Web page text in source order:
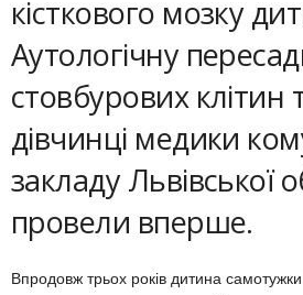
кісткового мозку
Аутологічну
стовбурових клітин
дівчинці медики
закладу Львівської
провели вперше.
Впродовж трьох років дитина